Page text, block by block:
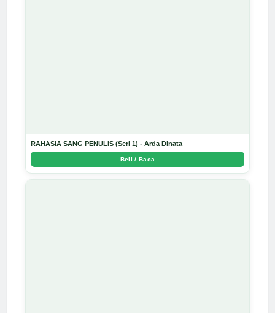
RAHASIA SANG PENULIS (Seri 1) - Arda Dinata
Beli / Baca